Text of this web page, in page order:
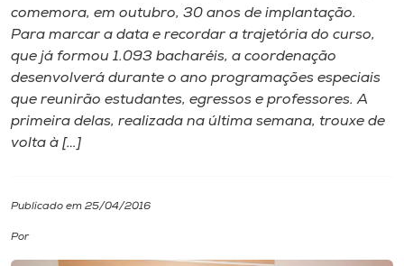
I.nova
Diplomados
Cultura
CPA
Biblioteca
comemora, em outubro, 30 anos de implantação.
Para marcar a data e recordar a trajetória do curso,
que já formou 1.093 bacharéis, a coordenação
desenvolverá durante o ano programações especiais
que reunirão estudantes, egressos e professores. A
primeira delas, realizada na última semana, trouxe de
volta à […]
Publicado em 25/04/2016
Por